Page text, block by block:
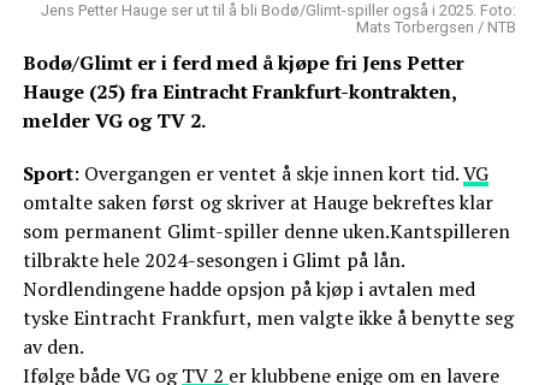
Jens Petter Hauge ser ut til å bli Bodø/Glimt-spiller også i 2025. Foto:
Mats Torbergsen / NTB
Bodø/Glimt er i ferd med å kjøpe fri Jens Petter
Hauge (25) fra Eintracht Frankfurt-kontrakten,
melder VG og TV 2.
Sport: Overgangen er ventet å skje innen kort tid.VG
omtalte saken først og skriver at Hauge bekreftes klar
som permanent Glimt-spiller denne uken.Kantspilleren
tilbrakte hele 2024-sesongen i Glimt på lån.
Nordlendingene hadde opsjon på kjøp i avtalen med
tyske Eintracht Frankfurt, men valgte ikke å benytte seg
av den.
Ifølge både VG ogTV 2 er klubbene enige om en lavere